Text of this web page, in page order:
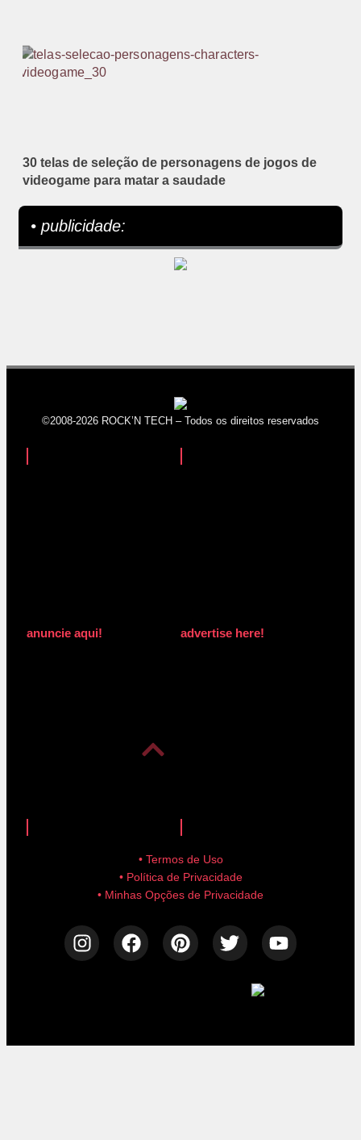
30 telas de seleção de personagens de jogos de
videogame para matar a saudade
• publicidade:
©2008-2026 ROCK’N TECH – Todos os direitos reservados
anuncie aqui! advertise here!
• Termos de Uso
• Política de Privacidade
• Minhas Opções de Privacidade